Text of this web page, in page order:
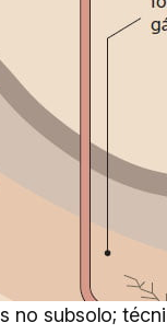
no subsolo;